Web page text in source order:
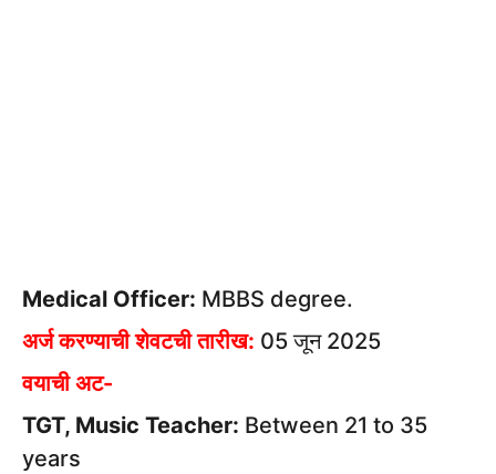
Medical Officer: MBBS degree.
अर्ज करण्याची शेवटची तारीख: 05 जून 2025
वयाची अट-
TGT, Music Teacher: Between 21 to 35
years